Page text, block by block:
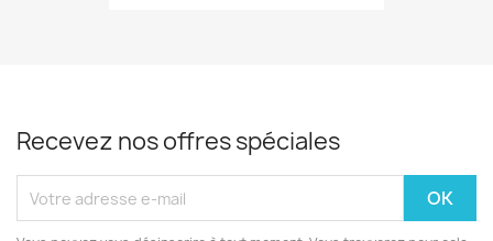
Recevez nos offres spéciales